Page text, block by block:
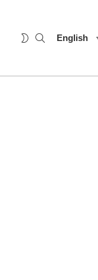
English
SEARCH